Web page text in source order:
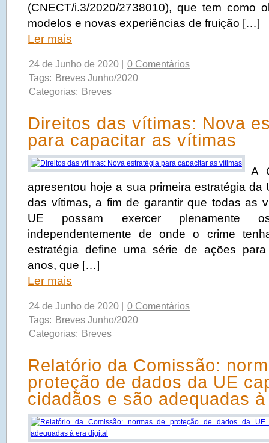
(CNECT/i.3/2020/2738010), que tem como
modelos e novas experiências de fruição […]
Ler mais
24 de Junho de 2020 |
0 Comentários
Tags: Breves Junho/2020
Categorias: Breves
Direitos das vítimas: Nova
para capacitar as vítimas
A
apresentou hoje a sua primeira estratégia da
das vítimas, a fim de garantir que todas as
UE possam exercer plenamente
independentemente de onde o crime
estratégia define uma série de ações
anos, que […]
Ler mais
24 de Junho de 2020 |
0 Comentários
Tags: Breves Junho/2020
Categorias: Breves
Relatório da Comissão:
proteção de dados da UE
cidadãos e são adequadas